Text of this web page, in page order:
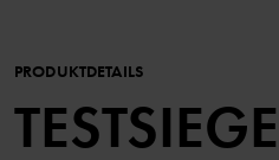
PRODUKTDETAILS